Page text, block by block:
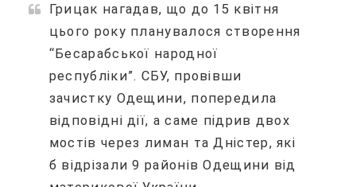
Грицак нагадав, що до 15 квітня
цього року планувалося створення
“Бесарабської народної
республіки”. СБУ, провівши
зачистку Одещини, попередила
відповідні дії, а саме підрив двох
мостів через лиман та Дністер, які
б відрізали 9 районів Одещини від